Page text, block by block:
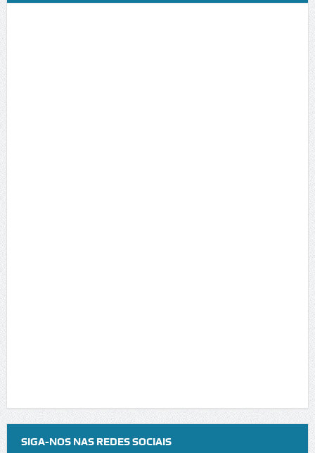
SIGA-NOS NAS REDES SOCIAIS